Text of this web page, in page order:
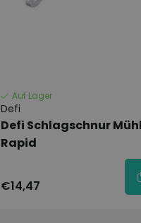
Auf Lager
Defi
Defi Schlagschnur
Rapid
€14,47